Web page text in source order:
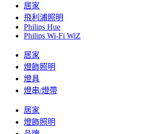
居家
飛利浦照明
Philips Hue
Philips Wi-Fi WiZ
居家
燈飾照明
燈具
燈串/燈帶
居家
燈飾照明